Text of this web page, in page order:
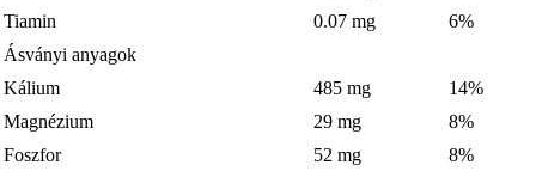
Tiamin
0.07 mg
6%
Ásványi anyagok
Kálium
485 mg
14%
Magnézium
29 mg
8%
Foszfor
52 mg
8%